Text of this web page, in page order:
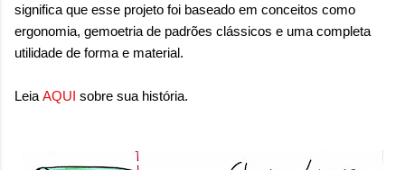
significa que esse projeto foi baseado em conceitos como
ergonomia, gemoetria de padrões clássicos e uma completa
utilidade de forma e material.
Leia AQUI sobre sua história.